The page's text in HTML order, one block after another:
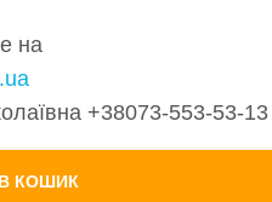
КОШИК
на
+38073-553-53-13